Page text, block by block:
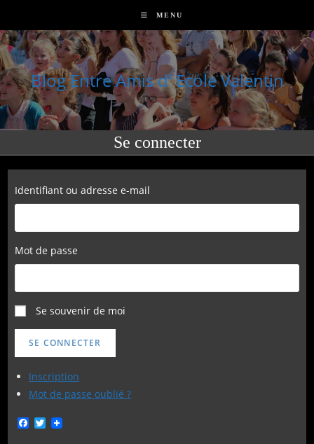
content
MENU
Blog Entre Amis d' Ecole Valentin
Se connecter
Identifiant ou adresse e-mail
Mot de passe
Se souvenir de moi
SE CONNECTER
Inscription
Mot de passe oublié ?
F T